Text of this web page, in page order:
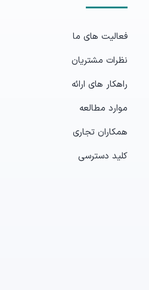
فعالیت های ما
نظرات مشتریان
راهکار های ارائه
موارد مطالعه
همکاران تجاری
کلید دسترسی